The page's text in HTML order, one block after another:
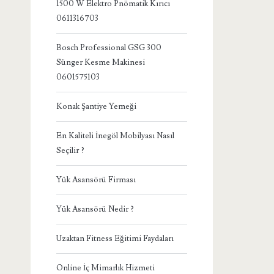
1500 W Elektro Pnömatik Kırıcı
0611316703
Bosch Professional GSG 300
Sünger Kesme Makinesi
0601575103
Konak Şantiye Yemeği
En Kaliteli İnegöl Mobilyası Nasıl
Seçilir ?
Yük Asansörü Firması
Yük Asansörü Nedir ?
Uzaktan Fitness Eğitimi Faydaları
Online İç Mimarlık Hizmeti